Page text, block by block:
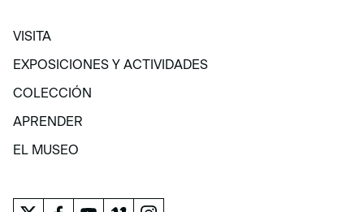
VISITA
VISITA
EXPOSICIONES Y ACTIVIDADES
EXPOSICIONES Y ACTIVIDADES
COLECCIÓN
COLECCIÓN
APRENDER
APRENDER
EL MUSEO